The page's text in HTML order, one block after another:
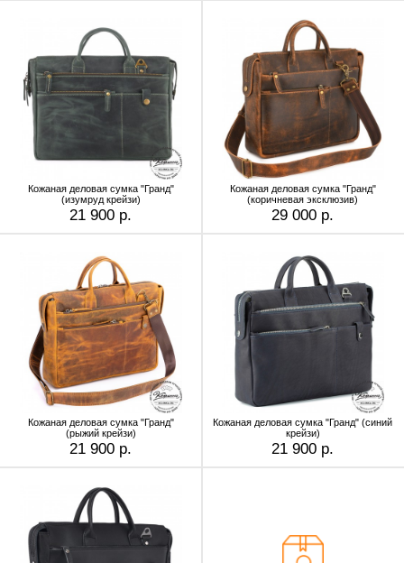
Кожаная деловая сумка "Гранд"
(изумруд крейзи)
21 900 р.
Кожаная деловая сумка "Гранд"
(коричневая эксклюзив)
29 000 р.
Кожаная деловая сумка "Гранд"
(рыжий крейзи)
21 900 р.
Кожаная деловая сумка "Гранд" (синий
крейзи)
21 900 р.